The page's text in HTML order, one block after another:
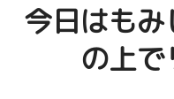
今日はも
の上